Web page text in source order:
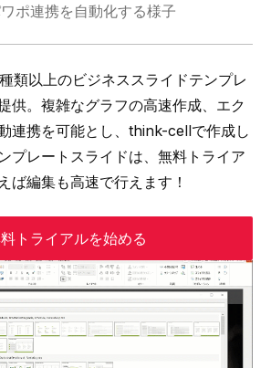
ポ連携を自動化する様子
類以上のビジネススライドテンプレ
供。複雑なグラフの高速作成、エク
連携を可能とし、think-cellで作成し
プレートスライドは、無料トライア
ば編集も高速で行えます！
トライアルを始める